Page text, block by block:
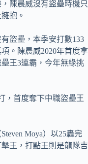
陳晨威沒有盜壘時機只
抱。
盜壘，本季安打數133
。陳晨威2020年首度拿
王3連霸，今年無緣挑
，首度奪下中職盜壘王
Moya）以25轟完
王，打點王則是龍隊吉